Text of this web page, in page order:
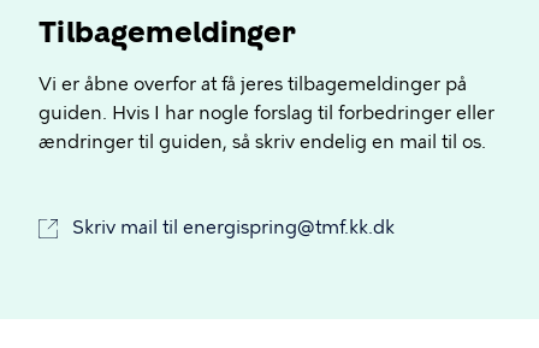
Tilbagemeldinger
Vi er åbne overfor at få jeres tilbagemeldinger på
guiden. Hvis I har nogle forslag til forbedringer eller
ændringer til guiden, så skriv endelig en mail til os.
Skriv mail til energispring@tmf.kk.dk